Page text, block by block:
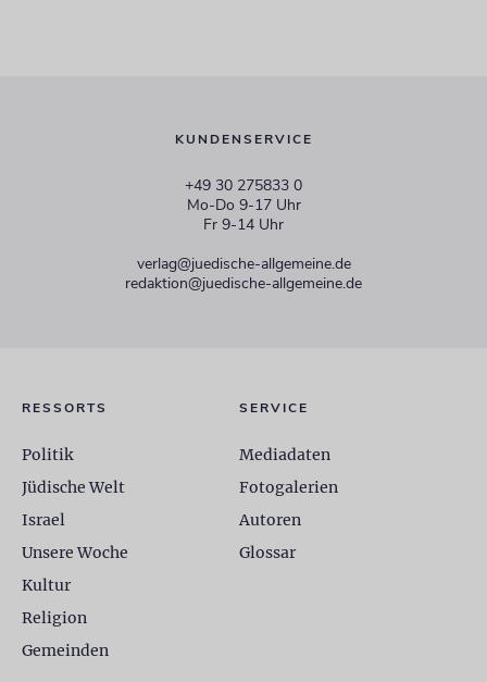
KUNDENSERVICE
+49 30 275833 0
Mo-Do 9-17 Uhr
Fr 9-14 Uhr
verlag@juedische-allgemeine.de
redaktion@juedische-allgemeine.de
RESSORTS
Politik
Jüdische Welt
Israel
Unsere Woche
Kultur
Religion
Gemeinden
SERVICE
Mediadaten
Fotogalerien
Autoren
Glossar